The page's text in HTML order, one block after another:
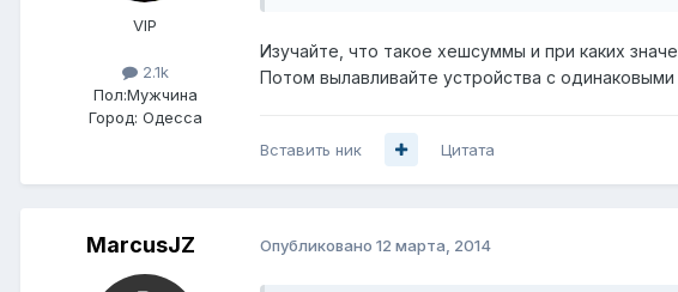
VIP
2.1k
Пол:Мужчина
Город: Одесса
Изучайте, что такое хешсуммы и при каких
Потом вылавливайте устройства с
Вставить ник Цитата
MarcusJZ Опубликовано 12 марта, 2014